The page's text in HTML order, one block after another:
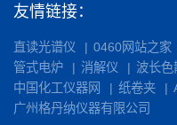
友情链接：
直读光谱仪 0460网站之家
管式电炉
消解仪
波长色
中国化工仪器网
纸卷夹
广州格丹纳仪器有限公司